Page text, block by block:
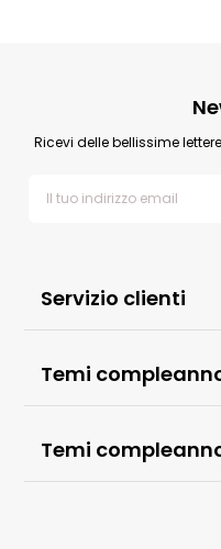
Servizio clienti
Temi
Temi
Ricevi delle bellissime